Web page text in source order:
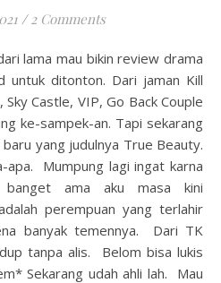
/ 2 Comments
untuk ditonton. Dari jaman Kill
Castle, VIP, Go Back Couple
ke-sampek-an. Tapi sekarang
yang judulnya True Beauty.
apa. Mumpung lagi ingat karna
ama aku masa kini
perempuan yang terlahir
banyak temennya. Dari TK
tanpa alis. Belom bisa lukis
Sekarang udah ahli lah. Mau